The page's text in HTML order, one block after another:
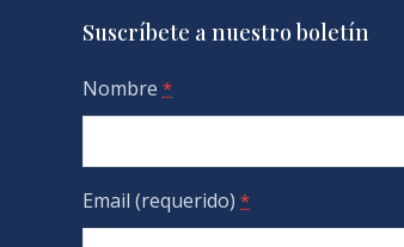
Suscríbete a nuestro boletín
Nombre *
Email (requerido) *